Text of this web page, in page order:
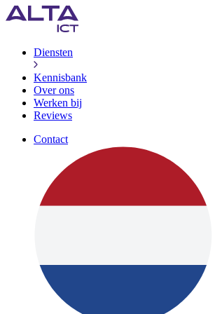
Diensten
Kennisbank
Over ons
Werken bij
Reviews
Contact